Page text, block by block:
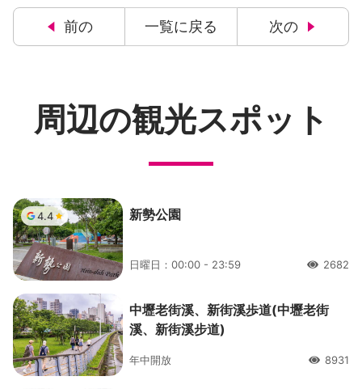
前の 一覧に戻る 次の
周辺の観光スポット
4.4 新勢公園
日曜日：00:00 - 23:59 人氣2682
中壢老街溪、新街溪歩道(中壢老街
溪、新街溪步道)
年中開放 人氣8931